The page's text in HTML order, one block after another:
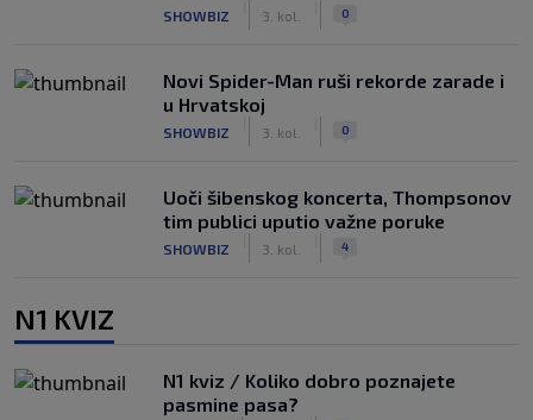
SHOWBIZ 3. kol. 0
Novi Spider-Man ruši rekorde zarade i
u Hrvatskoj
SHOWBIZ 3. kol. 0
Uoči šibenskog koncerta, Thompsonov
tim publici uputio važne poruke
SHOWBIZ 3. kol. 4
N1 KVIZ
N1 kviz / Koliko dobro poznajete
pasmine pasa?